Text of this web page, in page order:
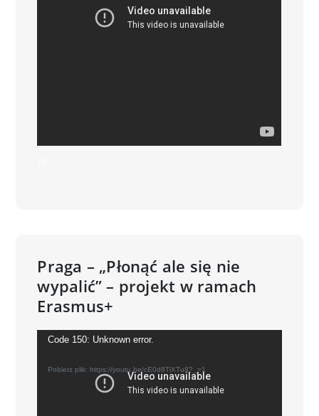
Praga – „Płonąć ale się nie
wypalić” – projekt w ramach
Erasmus+
Odtwarzacz
Code 150: Unknown error.
Pobierz plik: https://youtu.be/cE0d8TiXTu8?_=1